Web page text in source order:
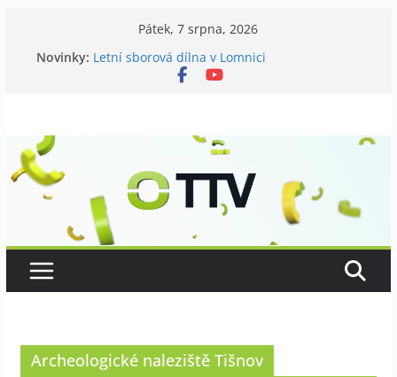
Pátek, 7 srpna, 2026
Novinky: Letní sborová dílna v Lomnici
Chovatelé si připomněli 120 let své existence
Archeologické naleziště Tišnov